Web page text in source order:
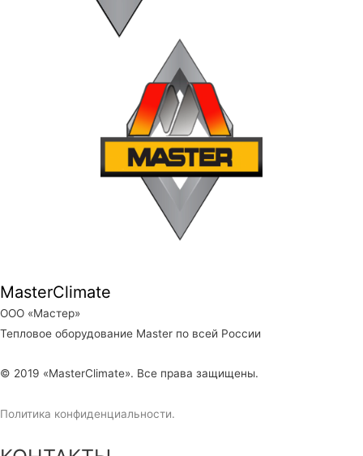
MasterClimate
ООО «Мастер»
Тепловое оборудование Master по всей России
© 2019 «MasterClimate». Все права защищены.
Политика конфиденциальности.